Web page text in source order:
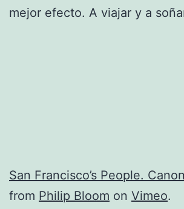
mejor efecto. A viajar y a
San Francisco’s People.
from Philip Bloom on Vimeo.